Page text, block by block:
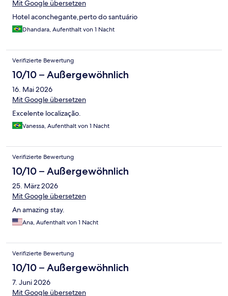
Mit Google übersetzen
Hotel aconchegante,perto do santuário
Dhandara, Aufenthalt von 1 Nacht
Verifizierte Bewertung
10/10 – Außergewöhnlich
16. Mai 2026
Mit Google übersetzen
Excelente localização.
Vanessa, Aufenthalt von 1 Nacht
Verifizierte Bewertung
10/10 – Außergewöhnlich
25. März 2026
Mit Google übersetzen
An amazing stay.
Ana, Aufenthalt von 1 Nacht
Verifizierte Bewertung
10/10 – Außergewöhnlich
7. Juni 2026
Mit Google übersetzen